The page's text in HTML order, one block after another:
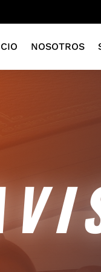
NOSOTROS